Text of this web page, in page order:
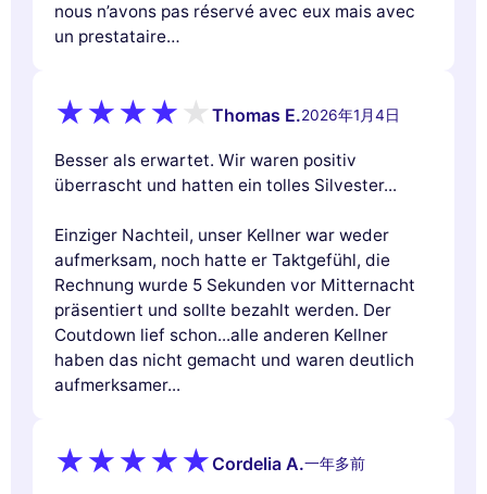
nous n’avons pas réservé avec eux mais avec
un prestataire…
Thomas E.2026年1月4日
Besser als erwartet. Wir waren positiv
überrascht und hatten ein tolles Silvester...
Einziger Nachteil, unser Kellner war weder
aufmerksam, noch hatte er Taktgefühl, die
Rechnung wurde 5 Sekunden vor Mitternacht
präsentiert und sollte bezahlt werden. Der
Coutdown lief schon...alle anderen Kellner
haben das nicht gemacht und waren deutlich
aufmerksamer...
Cordelia A.一年多前